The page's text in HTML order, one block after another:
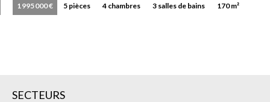
1 995 000 € 5 pièces 4 chambres 3 salles de bains 170 m²
SECTEURS